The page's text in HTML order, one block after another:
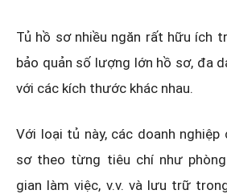
Tủ hồ sơ nhiều ngăn rất hữu ích
bảo quản số lượng lớn hồ sơ, đa
với các kích thước khác nhau.
Với loại tủ này, các doanh
sơ theo từng tiêu chí như
gian làm việc, v.v. và lưu trữ